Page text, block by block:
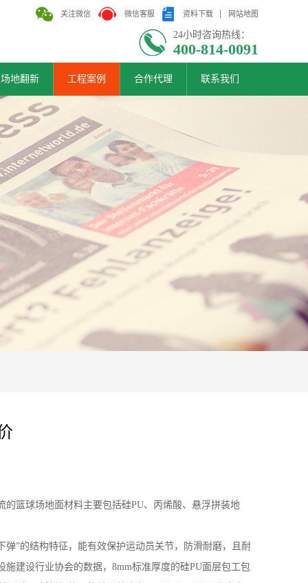
关注微信 微信客服 资料下载 网站地图
24小时咨询热线：
400-814-0091
地翻新 工程案例 合作代理 联系我们
篮球场地面材料主要包括硅PU、丙烯酸、悬浮拼装地
”的结构特征，能有效保护运动员关节，防滑耐磨，且耐
建设行业协会的数据，8mm标准厚度的硅PU面层包工包